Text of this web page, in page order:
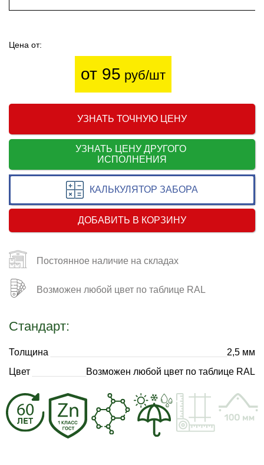
Цена от:
от 95 руб/шт
УЗНАТЬ ТОЧНУЮ ЦЕНУ
УЗНАТЬ ЦЕНУ ДРУГОГО
ИСПОЛНЕНИЯ
КАЛЬКУЛЯТОР ЗАБОРА
ДОБАВИТЬ В КОРЗИНУ
Постоянное наличие на складах
Возможен любой цвет по таблице RAL
Стандарт:
Толщина
2,5 мм
Цвет
Возможен любой цвет по таблице RAL